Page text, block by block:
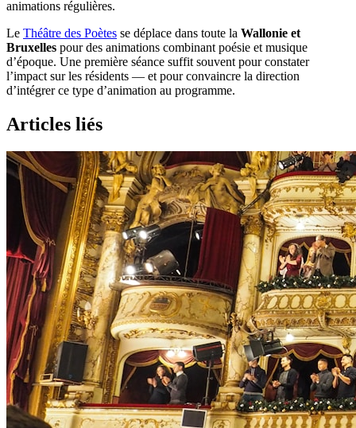
animations régulières.
Le Théâtre des Poètes se déplace dans toute la Wallonie et
Bruxelles pour des animations combinant poésie et musique
d’époque. Une première séance suffit souvent pour constater
l’impact sur les résidents — et pour convaincre la direction
d’intégrer ce type d’animation au programme.
Articles liés